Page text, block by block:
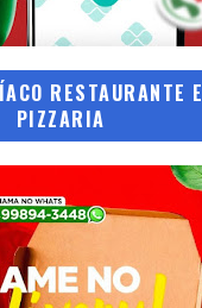
RESTAURANTE E
PIZZARIA